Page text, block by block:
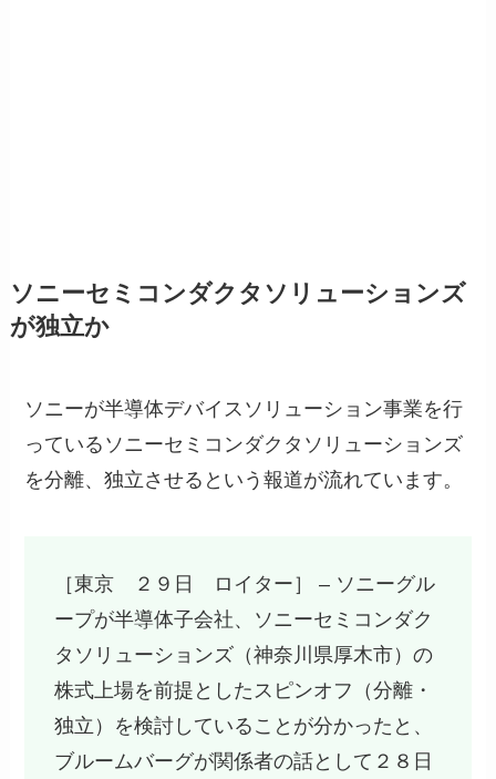
ソニーセミコンダクタソリューションズ
が独立か
ソニーが半導体デバイスソリューション事業を行
っているソニーセミコンダクタソリューションズ
を分離、独立させるという報道が流れています。
［東京 ２９日 ロイター］ – ソニーグル
ープが半導体子会社、ソニーセミコンダク
タソリューションズ（神奈川県厚木市）の
株式上場を前提としたスピンオフ（分離・
独立）を検討していることが分かったと、
ブルームバーグが関係者の話として２８日